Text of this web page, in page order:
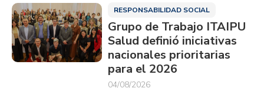
RESPONSABILIDAD SOCIAL
Grupo de Trabajo ITAIPU
Salud definió iniciativas
nacionales prioritarias
para el 2026
04/08/2026